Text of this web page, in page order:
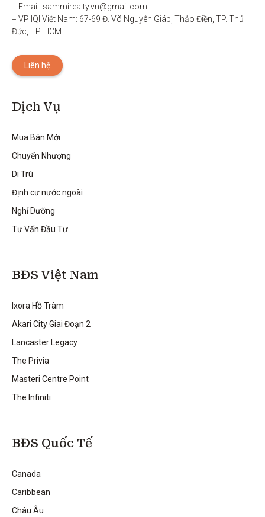
+ Email: sammirealty.vn@gmail.com
+ VP IQI Việt Nam: 67-69 Đ. Võ Nguyên Giáp, Thảo Điền, TP. Thủ
Đức, TP. HCM
Liên hệ
Dịch Vụ
Mua Bán Mới
Chuyển Nhượng
Di Trú
Định cư nước ngoài
Nghỉ Dưỡng
Tư Vấn Đầu Tư
BĐS Việt Nam
Ixora Hồ Tràm
Akari City Giai Đoạn 2
Lancaster Legacy
The Privia
Masteri Centre Point
The Infiniti
BĐS Quốc Tế
Canada
Caribbean
Châu Âu